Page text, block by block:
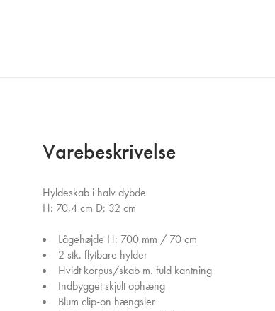
Varebeskrivelse
Hyldeskab i halv dybde
H: 70,4 cm D: 32 cm
Lågehøjde H: 700 mm / 70 cm
2 stk. flytbare hylder
Hvidt korpus/skab m. fuld kantning
Indbygget skjult ophæng
Blum clip-on hængsler